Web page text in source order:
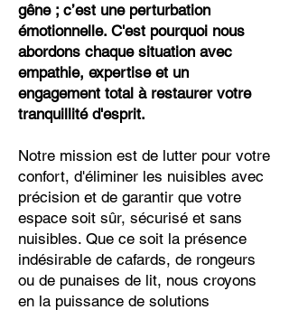
gêne ; c’est une perturbation
émotionnelle. C'est pourquoi nous
abordons chaque situation avec
empathie, expertise et un
engagement total à restaurer votre
tranquillité d'esprit.
Notre mission est de lutter pour votre
confort, d'éliminer les nuisibles avec
précision et de garantir que votre
espace soit sûr, sécurisé et sans
nuisibles. Que ce soit la présence
indésirable de cafards, de rongeurs
ou de punaises de lit, nous croyons
en la puissance de solutions